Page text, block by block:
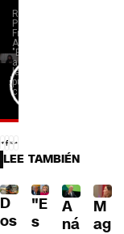
LEE TAMBIÉN
D
os
"E
s
A
ná
M
ag